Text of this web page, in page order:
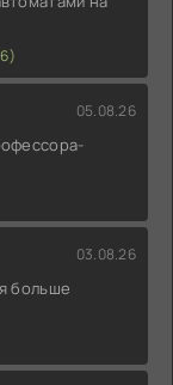
05.08.26
03.08.26
больше